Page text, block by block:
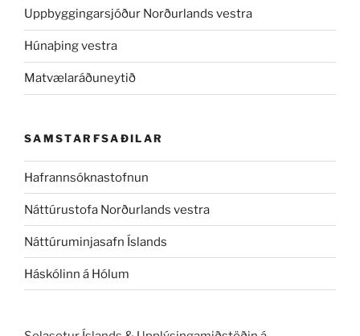
Uppbyggingarsjóður Norðurlands vestra
Húnaþing vestra
Matvælaráðuneytið
SAMSTARFSAÐILAR
Hafrannsóknastofnun
Náttúrustofa Norðurlands vestra
Náttúruminjasafn Íslands
Háskólinn á Hólum